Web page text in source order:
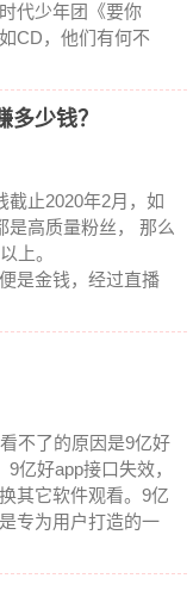
代少年团《要你
CD，他们有何不
少钱？
截止2020年2月，如
是高质量粉丝， 那么
上。
是金钱，经过直播
不了的原因是9亿好
亿好app接口失效，
其它软件观看。9亿
专为用户打造的一